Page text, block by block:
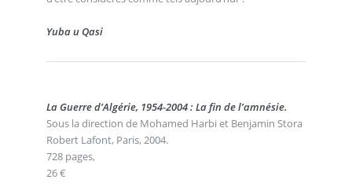
Yuba u Qasi
La Guerre d’Algérie, 1954-2004 : La fin de l’amnésie.
Sous la direction de Mohamed Harbi et Benjamin Stora
Robert Lafont, Paris, 2004.
728 pages,
26 €